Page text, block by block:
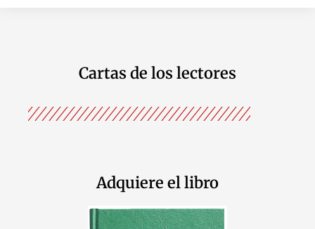
Cartas de los lectores
Adquiere el libro